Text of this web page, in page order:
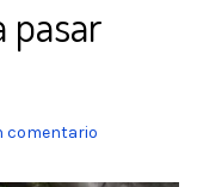
pasar
comentario